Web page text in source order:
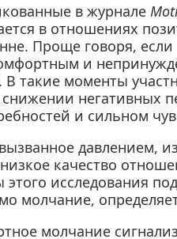
в журнале
в отношениях
Проще говоря,
и
такие моменты
негативных
и сильном
давлением,
качество
этого исследования
молчание,
молчание